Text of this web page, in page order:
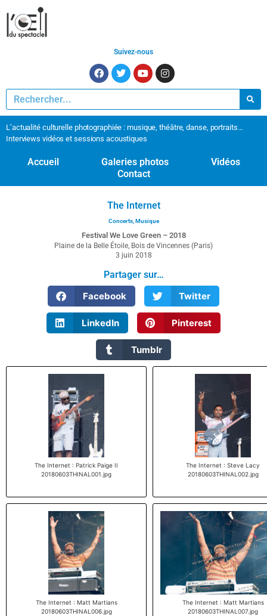
Suivez-nous
L’actualité culturelle photographiée : musique, théâtre, danse, portraits…
Interviews vidéos et sessions acoustiques
Accueil Galeries photos
Vidéos
Contact
The Internet
Concerts,Musique
Festival We Love Green – 2018
Plaine de la Belle Étoile, Bois de Vincennes (Paris)
3 juin 2018
Partager sur…
Facebook
Twitter
LinkedIn Pinterest
Tumblr
The Internet : Patrick Paige II
20180603THINAL001.jpg
The Internet : Steve Lacy
20180603THINAL002.jpg
The Internet : Matt Martians
20180603THINAL006.jpg
The Internet : Matt Martians
20180603THINAL007.jpg